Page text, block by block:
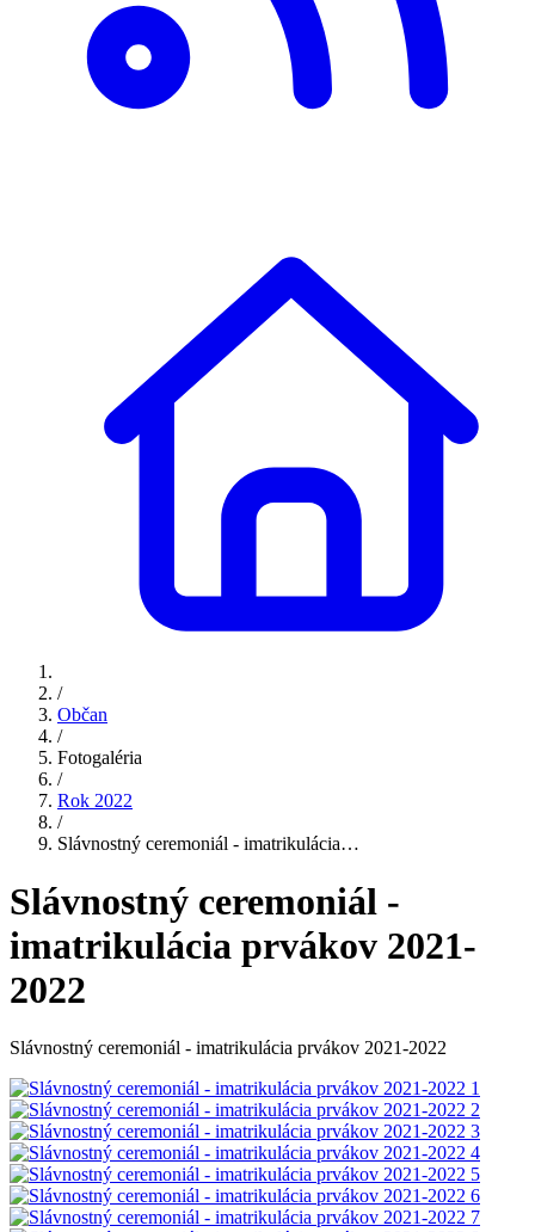
/
Občan
/
Fotogaléria
/
Rok 2022
/
Slávnostný ceremoniál - imatrikulácia…
Slávnostný ceremoniál -
imatrikulácia prvákov 2021-
2022
Slávnostný ceremoniál - imatrikulácia prvákov 2021-2022